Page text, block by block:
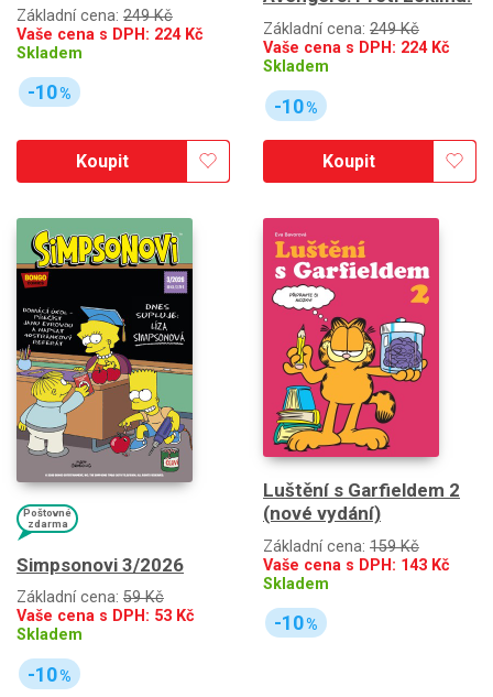
Základní cena: 249 Kč
Vaše cena s DPH: 224Kč
Skladem
-10%
Koupit
Základní cena: 249 Kč
Vaše cena s DPH: 224Kč
Skladem
-10%
Koupit
Poštovné
zdarma
Simpsonovi 3/2026
Základní cena: 59 Kč
Vaše cena s DPH: 53 Kč
Skladem
-10%
Luštění s Garfieldem 2
(nové vydání)
Základní cena: 159 Kč
Vaše cena s DPH: 143 Kč
Skladem
-10%